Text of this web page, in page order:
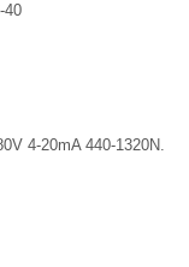
40
4-20mA 440-1320N.